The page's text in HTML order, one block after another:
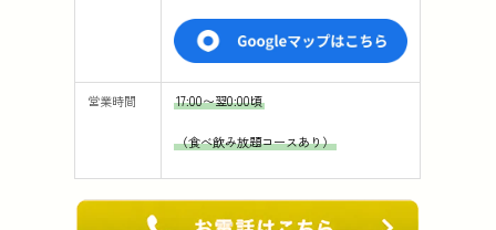
営業時間 17:00〜翌0:00頃
（食べ飲み放題コースあり）